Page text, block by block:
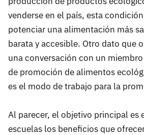
venderse en el país, esta
potenciar una alimentación más
barata y accesible. Otro dato que
una conversación con un
de promoción de alimentos
es el modo de trabajo para la
Al parecer, el objetivo principal es
escuelas los beneficios que